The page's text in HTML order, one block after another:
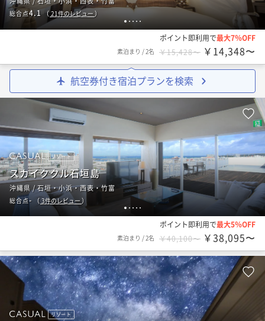
1 2 3 4 5
総合点4.1（21件のレビュー）
ポイント即利用で最大7％OFF
素泊まり /2名 ￥15,428〜 ￥14,348〜
航空券付き宿泊プランを検索
1 2 3 4 5
リゾート
スカイククル石垣島
沖縄県 / 石垣・小浜・西表・竹富
総合点- （ 3件のレビュー）
ポイント即利用で最大5％OFF
素泊まり /2名 ￥40,100〜 ￥38,095〜
リゾート